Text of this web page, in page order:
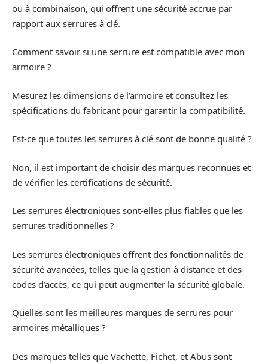
ou à combinaison, qui offrent une sécurité accrue par
rapport aux serrures à clé.
Comment savoir si une serrure est compatible avec mon
armoire ?
Mesurez les dimensions de l’armoire et consultez les
spécifications du fabricant pour garantir la compatibilité.
Est-ce que toutes les serrures à clé sont de bonne qualité ?
Non, il est important de choisir des marques reconnues et
de vérifier les certifications de sécurité.
Les serrures électroniques sont-elles plus fiables que les
serrures traditionnelles ?
Les serrures électroniques offrent des fonctionnalités de
sécurité avancées, telles que la gestion à distance et des
codes d’accès, ce qui peut augmenter la sécurité globale.
Quelles sont les meilleures marques de serrures pour
armoires métalliques ?
Des marques telles que Vachette, Fichet, et Abus sont